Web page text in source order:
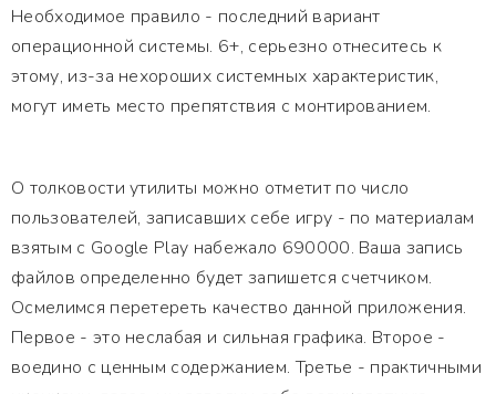
Необходимое правило - последний вариант
операционной системы. 6+, серьезно отнеситесь к
этому, из-за нехороших системных характеристик,
могут иметь место препятствия с монтированием.
О толковости утилиты можно отметит по число
пользователей, записавших себе игру - по материалам
взятым с Google Play набежало 690000. Ваша запись
файлов определенно будет запишется счетчиком.
Осмелимся перетереть качество данной приложения.
Первое - это неслабая и сильная графика. Второе -
воедино с ценным содержанием. Третье - практичными